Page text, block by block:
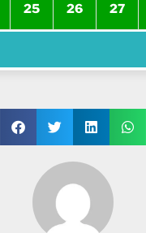
25 26 27